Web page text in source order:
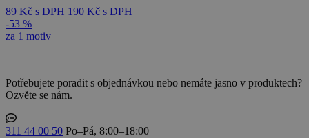
89 Kč s DPH 190 Kč s DPH
-53 %
za 1 motiv
Potřebujete poradit s objednávkou nebo nemáte jasno v produktech?
Ozvěte se nám.
311 44 00 50 Po–Pá, 8:00–18:00